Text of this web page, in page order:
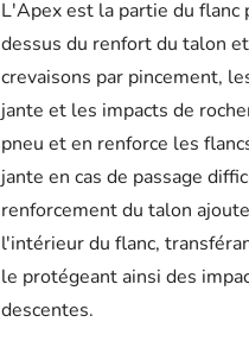
L'Apex est la partie du flanc
dessus du renfort du talon
crevaisons par pincement,
jante et les impacts de
pneu et en renforce les
jante en cas de passage
renforcement du talon
l'intérieur du flanc,
le protégeant ainsi des
descentes.